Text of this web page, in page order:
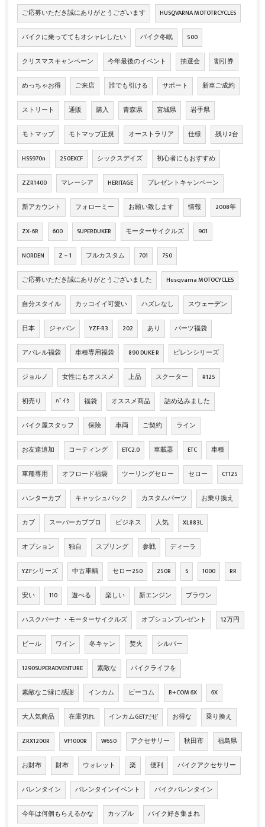
ご応募いただき誠にありがとうございます HUSQVARNA MOTOTRCYCLES
バイクに乗っててもオシャレしたい バイク冬眠 500
クリスマスキャンペーン 今年最後のイベント 抽選会 割引券
めっちゃお得 ご来店 誰でも引ける サポート 新車ご成約
ストリート 通販 購入 青森県 宮城県 岩手県
モトマップ モトマップ正規 オーストラリア 仕様 残り2台
HSS970n 250EXCF シックスデイズ 初心者にもおすすめ
ZZR1400 マレーシア HERITAGE プレゼントキャンペーン
新アカウント フォローミー お願い致します 情報 2008年
ZX‐6R 600 SUPERDUKER モーターサイクルズ 901
NORDEN Z－1 フルカスタム 701 750
ご応募いただき誠にありがとうございました Husqvarna MOTOCYCLES
自分スタイル カッコイイ可愛い ハズレなし スウェーデン
日本 ジャパン YZF-R3 202 あり パーツ福袋
アパレル福袋 車種専用福袋 890 DUKE R ピレンシリーズ
ジョルノ 女性にもオススメ 上品 スクーター R125
初売り ﾊﾞｲｸ 福袋 オススメ商品 詰め込みました
バイク屋スタッフ 保険 車両 ご契約 ライン
お友達追加 コーティング ETC2.0 車載器 ETC 車種
車種専用 オフロード福袋 ツーリングセロー セロー CT125
ハンターカブ キャッシュバック カスタムパーツ お乗り換え
カブ スーパーカブプロ ビジネス 人気 XL883L
オプション 独自 スプリング 参戦 ディーラ
YZFシリーズ 中古車輌 セロー250 250R S 1000 RR
安い 110 遊べる 楽しい 新エンジン ブラウン
ハスクバーナ ・モーターサイクルズ オプションプレゼント 12万円
ビール ワイン 冬キャン 焚火 シルバー
1290SUPERADVENTURE 素敵な バイクライフを
素敵なご縁に感謝 インカム ビーコム B+COM 6X 6X
大人気商品 在庫切れ インカムGETだぜ お得な 乗り換え
ZRX1200R VF1000R W650 アクセサリー 秋田市 福島県
お財布 財布 ウォレット 楽 便利 バイクアクセサリー
バレンタイン バレンタインイベント バイクバレンタイン
今年は何個もらえるかな カップル バイク好き集まれ